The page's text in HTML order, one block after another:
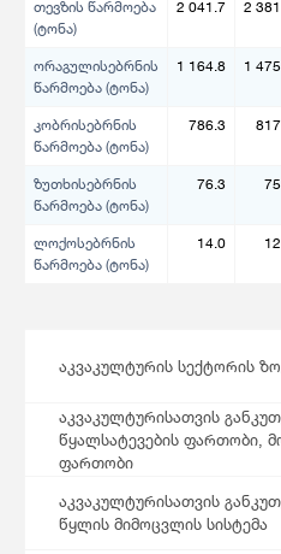
თევზის წარმოება
(ტონა)
2 041.7 2
ორაგულისებრნის
წარმოება (ტონა)
1 164.8 1
კობრისებრნის
წარმოება (ტონა)
786.3
ზუთხისებრნის
წარმოება (ტონა)
76.3
ლოქოსებრნის
წარმოება (ტონა)
14.0
აკვაკულტურის სექტორის
აკვაკულტურისათვის
წყალსატევების ფართობი,
ფართობი
აკვაკულტურისათვის
წყლის მიმოცვლის სისტემა